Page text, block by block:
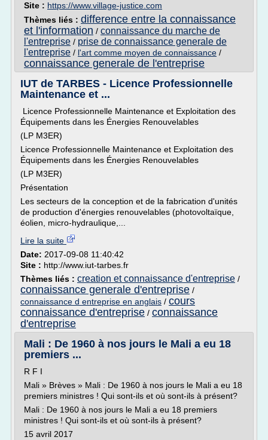
Site : https://www.village-justice.com
Thèmes liés : difference entre la connaissance
et l'information / connaissance du marche de
l'entreprise / prise de connaissance generale de
l'entreprise / l'art comme moyen de connaissance /
connaissance generale de l'entreprise
IUT de TARBES - Licence Professionnelle
Maintenance et ...
Licence Professionnelle Maintenance et Exploitation des
Équipements dans les Énergies Renouvelables
(LP M3ER)
Licence Professionnelle Maintenance et Exploitation des
Équipements dans les Énergies Renouvelables
(LP M3ER)
Présentation
Les secteurs de la conception et de la fabrication d'unités
de production d'énergies renouvelables (photovoltaïque,
éolien, micro-hydraulique,...
Lire la suite
Date: 2017-09-08 11:40:42
Site : http://www.iut-tarbes.fr
Thèmes liés : creation et connaissance d'entreprise /
connaissance generale d'entreprise /
connaissance d entreprise en anglais / cours
connaissance d'entreprise / connaissance
d'entreprise
Mali : De 1960 à nos jours le Mali a eu 18
premiers ...
R F I
Mali » Brèves » Mali : De 1960 à nos jours le Mali a eu 18
premiers ministres ! Qui sont-ils et où sont-ils à présent?
Mali : De 1960 à nos jours le Mali a eu 18 premiers
ministres ! Qui sont-ils et où sont-ils à présent?
15 avril 2017